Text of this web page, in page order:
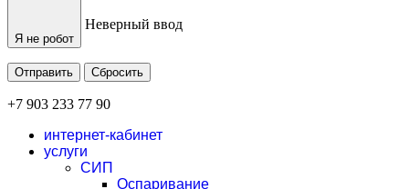
Я не робот
Неверный ввод
Отправить Сбросить
+7 903 233 77 90
интернет-кабинет
услуги
СИП
Оспаривание